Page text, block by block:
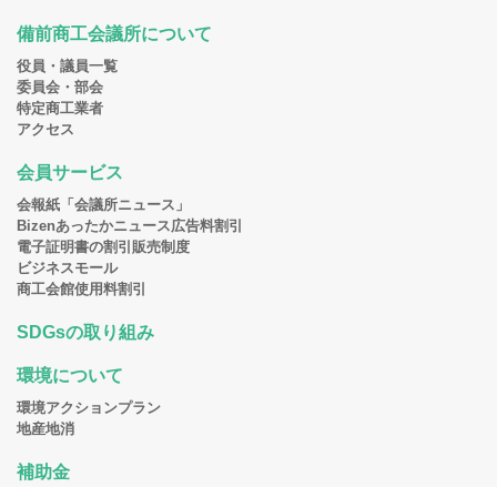
備前商工会議所について
役員・議員一覧
委員会・部会
特定商工業者
アクセス
会員サービス
会報紙「会議所ニュース」
Bizenあったかニュース広告料割引
電子証明書の割引販売制度
ビジネスモール
商工会館使用料割引
SDGsの取り組み
環境について
環境アクションプラン
地産地消
補助金